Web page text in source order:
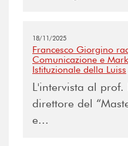
18/11/2025
Francesco Giorgino
Comunicazione e
Istituzionale della Luiss
L'intervista al
direttore del
e...